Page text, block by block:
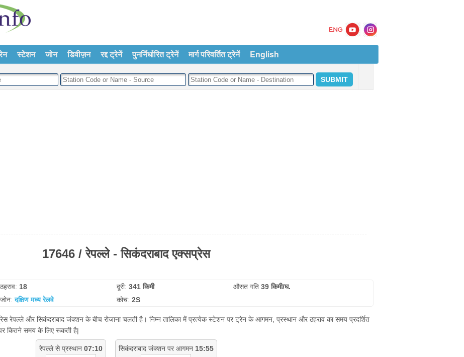
स्टेशन जोन डिवीज़न रद्द ट्रेनें पुनर्निर्धारित ट्रेनें मार्ग परिवर्तित ट्रेनें English
17646 / रेपल्ले - सिकंदराबाद एक्सप्रेस
ठहराव: 18 दूरी: 341 किमी औसत गति 39 किमी/घ.
जोन:दक्षिण मध्य रेलवे कोच: 2S
रेपल्ले और सिकंदराबाद जंक्शन के बीच रोजाना चलती है। निम्न तालिका में प्रत्येक स्टेशन पर ट्रेन के आगमन, प्रस्थान और ठहराव का समय प्रदर्शित
कितने समय के लिए रूकती है|
रेपल्ले से प्रस्थान 07:10 सिकंदराबाद जंक्शन पर आगमन 15:55